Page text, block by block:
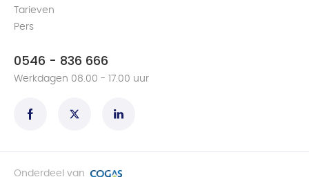
Tarieven
Pers
0546 - 836 666
Werkdagen 08.00 - 17.00 uur
Onderdeel van